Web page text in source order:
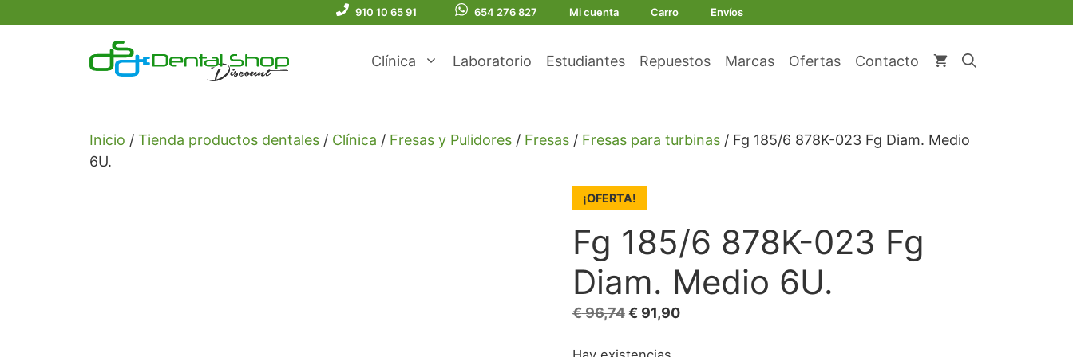
910 10 65 91 654 276 827 Mi cuenta Carro Envíos
Clínica Laboratorio Estudiantes Repuestos Marcas Ofertas Contacto
Inicio / Tienda productos dentales / Clínica / Fresas y Pulidores / Fresas / Fresas para turbinas / Fg 185/6 878K-023 Fg Diam. Medio
6U.
¡OFERTA!
Fg 185/6 878K-023 Fg
Diam. Medio 6U.
€96,74 El
€ 91,90El
era:
es:
023
Diam.